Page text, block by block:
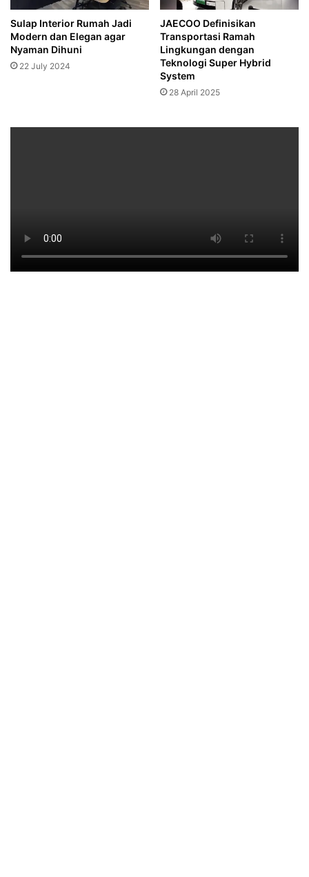
Sulap Interior Rumah Jadi
Modern dan Elegan agar
Nyaman Dihuni
22 July 2024
JAECOO Definisikan
Transportasi Ramah
Lingkungan dengan
Teknologi Super Hybrid
System
28 April 2025